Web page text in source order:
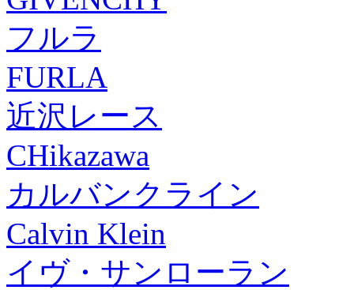
フルラ
FURLA
近沢レース
CHikazawa
カルバンクライン
Calvin Klein
イヴ・サンローラン